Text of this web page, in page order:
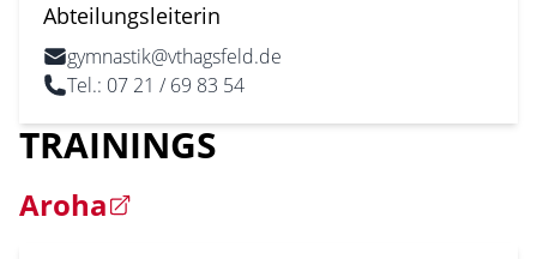
Abteilungsleiterin
gymnastik@vthagsfeld.de
Tel.: 07 21 / 69 83 54
TRAININGS
Aroha